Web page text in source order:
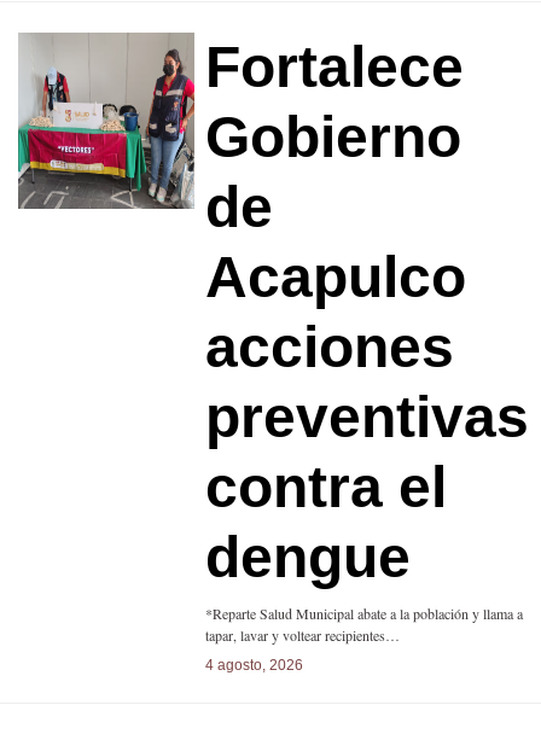
Fortalece
Gobierno
de
Acapulco
acciones
preventivas
contra el
dengue
*Reparte Salud Municipal abate a la población y llama a
tapar, lavar y voltear recipientes…
4 agosto, 2026